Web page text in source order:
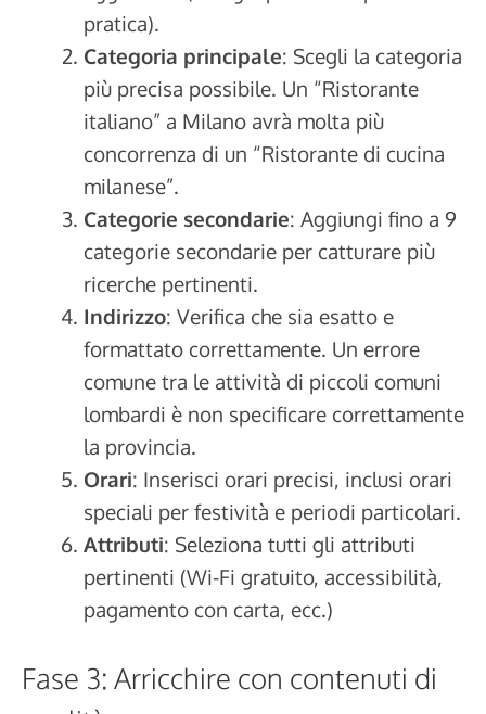
pratica).
Categoria principale: Scegli la categoria
più precisa possibile. Un “Ristorante
italiano” a Milano avrà molta più
concorrenza di un “Ristorante di cucina
milanese”.
Categorie secondarie: Aggiungi fino a 9
categorie secondarie per catturare più
ricerche pertinenti.
Indirizzo: Verifica che sia esatto e
formattato correttamente. Un errore
comune tra le attività di piccoli comuni
lombardi è non specificare correttamente
la provincia.
Orari: Inserisci orari precisi, inclusi orari
speciali per festività e periodi particolari.
Attributi: Seleziona tutti gli attributi
pertinenti (Wi-Fi gratuito, accessibilità,
pagamento con carta, ecc.)
Fase 3: Arricchire con contenuti di